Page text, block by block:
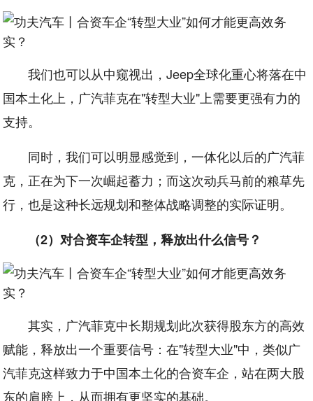
我们也可以从中窥视出，Jeep全球化重心将落在中
国本土化上，广汽菲克在"转型大业"上需要更强有力的
支持。
同时，我们可以明显感觉到，一体化以后的广汽菲
克，正在为下一次崛起蓄力；而这次动兵马前的粮草先
行，也是这种长远规划和整体战略调整的实际证明。
（2）对合资车企转型，释放出什么信号？
其实，广汽菲克中长期规划此次获得股东方的高效
赋能，释放出一个重要信号：在"转型大业"中，类似广
汽菲克这样致力于中国本土化的合资车企，站在两大股
东的肩膀上，从而拥有更坚实的基础。